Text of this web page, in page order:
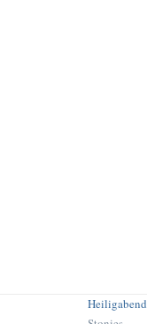
Heiligabend